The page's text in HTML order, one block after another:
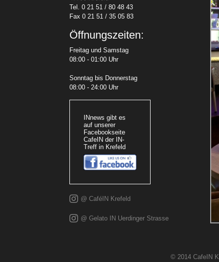
Tel. 0 21 51 / 80 48 43
Fax 0 21 51 / 35 05 83
Öffnungszeiten:
Freitag und Samstag
08:00 - 01:00 Uhr
Sonntag bis Donnerstag
08:00 - 24:00 Uhr
INnews gibt es
auf unserer
Facebookseite
CafeIN der IN-
Treff in Krefeld
@ CaféIN Krefeld
@ Gelato IN Uerdinger Strasse
© 2014 CafeIN